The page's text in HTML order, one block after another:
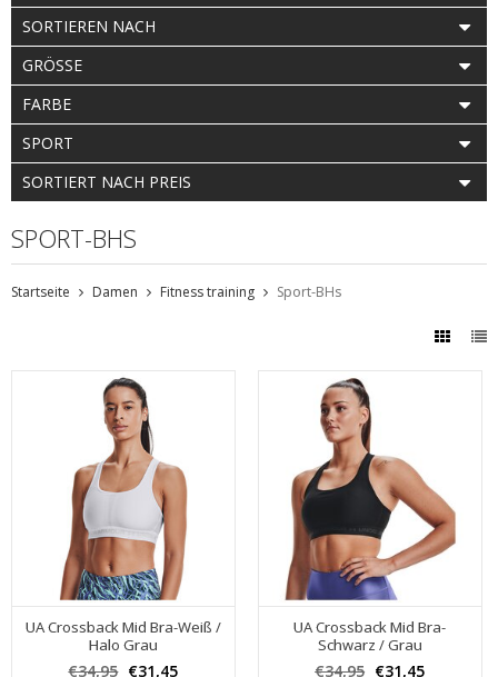
SORTIEREN NACH
GRÖSSE
FARBE
SPORT
SORTIERT NACH PREIS
SPORT-BHS
Startseite Damen Fitness training Sport-BHs
UA Crossback Mid Bra-Weiß /
Halo Grau
€34,95 €31,45
UA Crossback Mid Bra-
Schwarz / Grau
€34,95 €31,45